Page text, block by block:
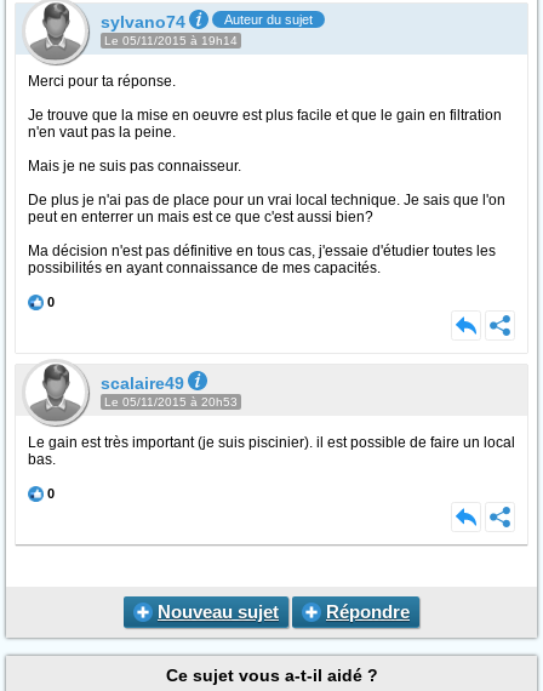
sylvano74 Auteur du sujet
Le 05/11/2015 à 19h14
Merci pour ta réponse.
Je trouve que la mise en oeuvre est plus facile et que le gain en filtration
n'en vaut pas la peine.
Mais je ne suis pas connaisseur.
De plus je n'ai pas de place pour un vrai local technique. Je sais que l'on
peut en enterrer un mais est ce que c'est aussi bien?
Ma décision n'est pas définitive en tous cas, j'essaie d'étudier toutes les
possibilités en ayant connaissance de mes capacités.
0
scalaire49
Le 05/11/2015 à 20h53
Le gain est très important (je suis piscinier). il est possible de faire un local
bas.
0
Nouveau sujet Répondre
Ce sujet vous a-t-il aidé ?